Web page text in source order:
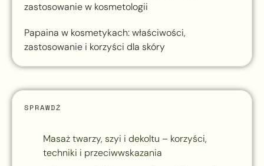
zastosowanie w kosmetologii
Papaina w kosmetykach: właściwości,
zastosowanie i korzyści dla skóry
SPRAWDŹ
Masaż twarzy, szyi i dekoltu – korzyści,
techniki i przeciwwskazania